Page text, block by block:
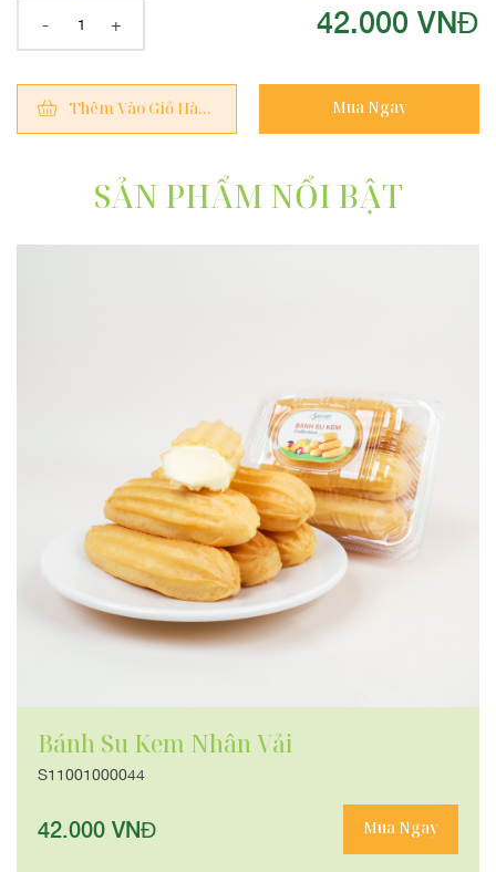
- + 42.000 VNĐ
Thêm Vào Giỏ Hàng Mua Ngay
SẢN PHẨM NỔI BẬT
Bánh Su Kem Nhân Vải
S11001000044
42.000 VNĐ Mua Ngay